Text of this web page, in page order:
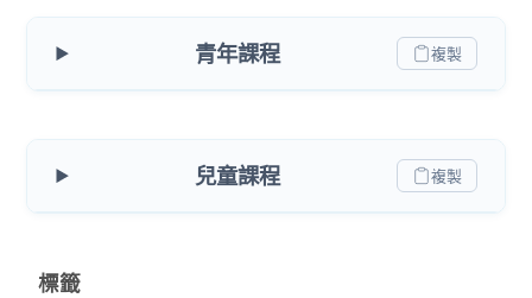
青年課程 複製
兒童課程 複製
標籤